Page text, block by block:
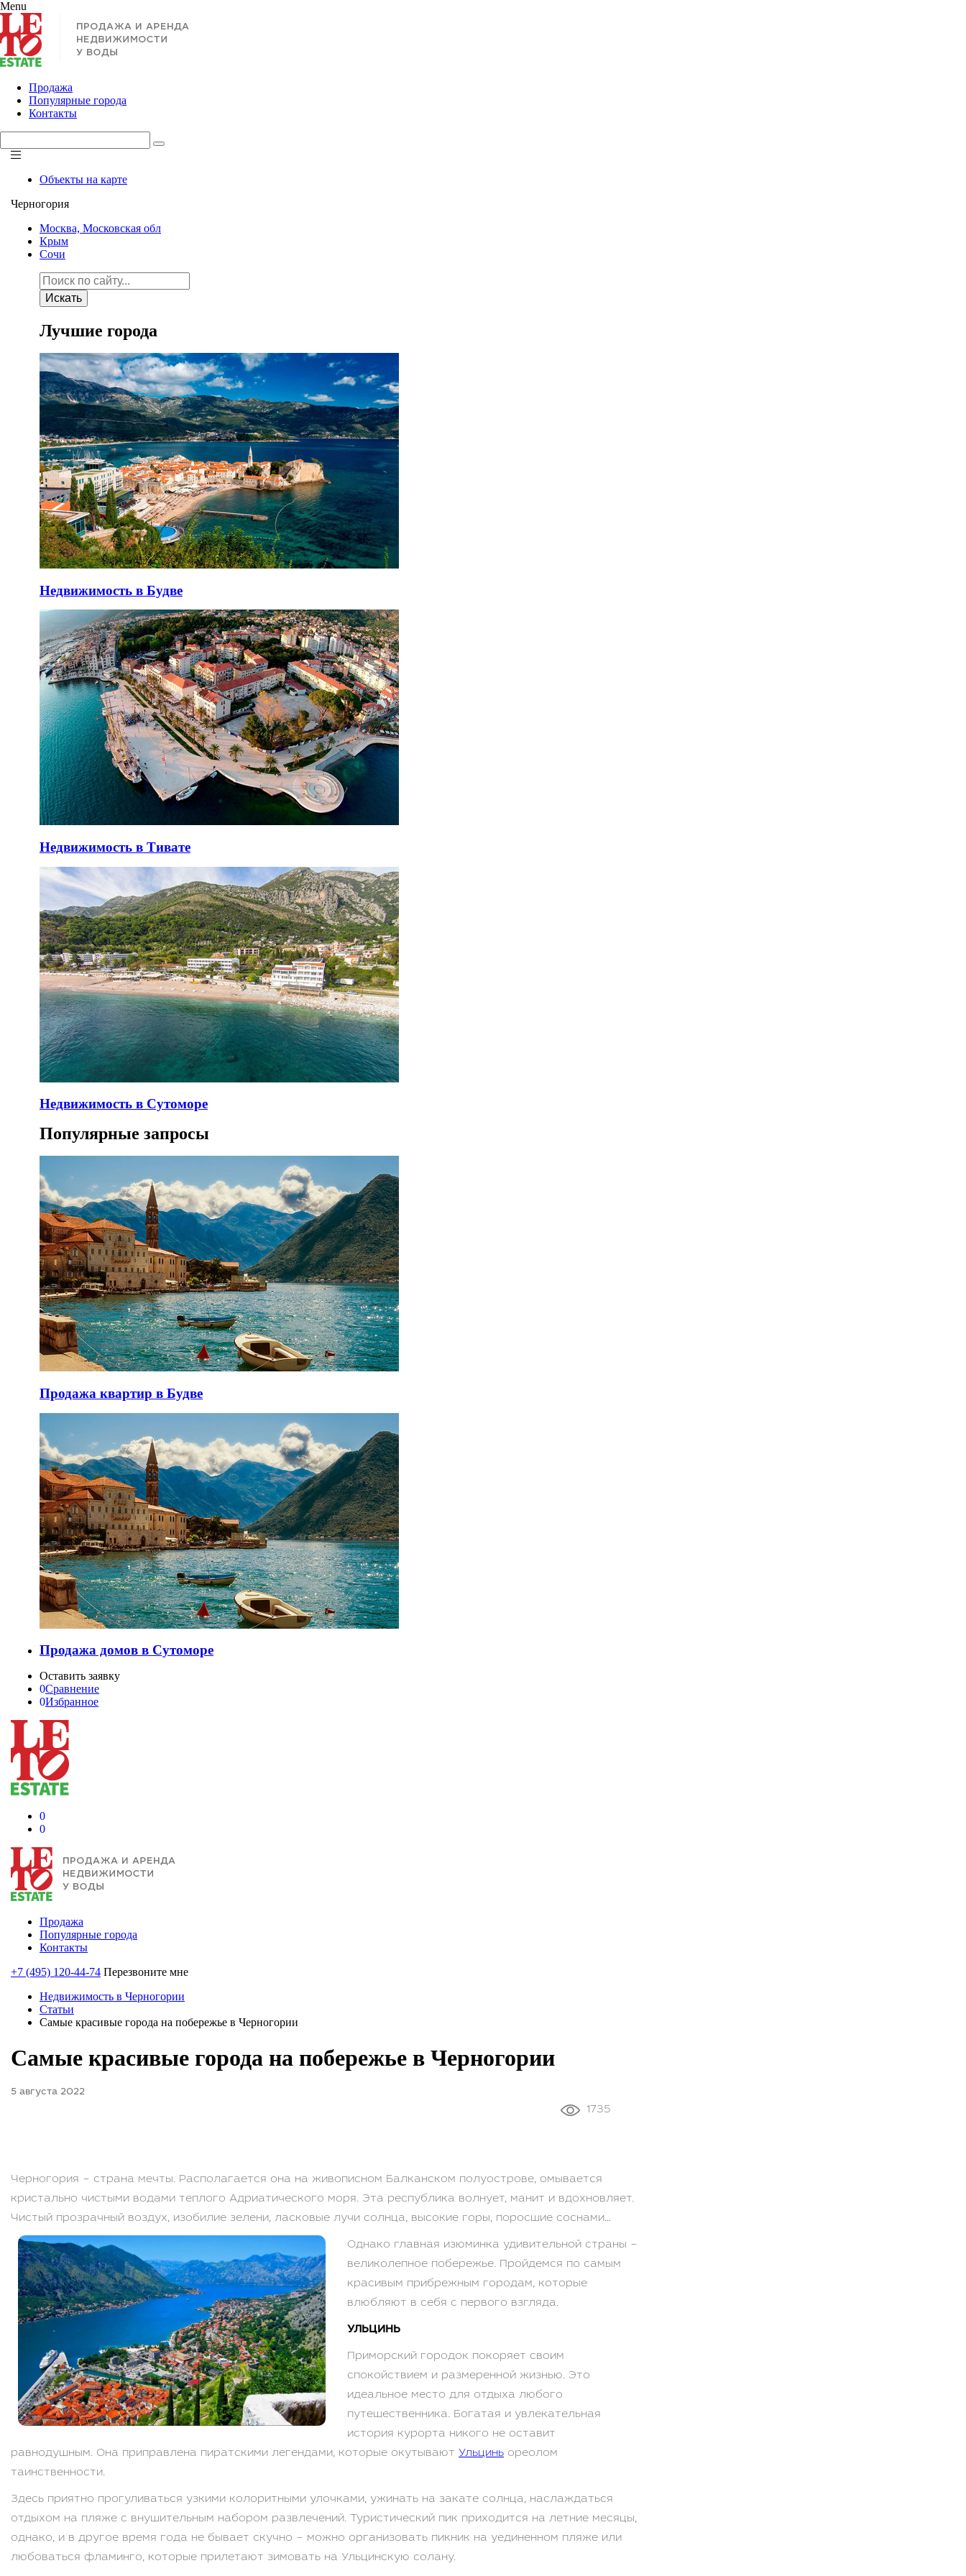
Menu
Продажа
Популярные города
Контакты
Объекты на карте
Черногория
Москва, Московская обл
Крым
Сочи
Искать
Лучшие города
Недвижимость в Будве
Недвижимость в Тивате
Недвижимость в Сутоморе
Популярные запросы
Продажа квартир в Будве
Продажа домов в Сутоморе
Оставить заявку
0Сравнение
0Избранное
0
0
Продажа
Популярные города
Контакты
+7 (495) 120-44-74 Перезвоните мне
Недвижимость в Черногории
Статьи
Самые красивые города на побережье в Черногории
Самые красивые города на побережье в Черногории
5 августа 2022
1735
Черногория – страна мечты. Располагается она на живописном Балканском полуострове, омывается
кристально чистыми водами теплого Адриатического моря. Эта республика волнует, манит и вдохновляет.
Чистый прозрачный воздух, изобилие зелени, ласковые лучи солнца, высокие горы, поросшие соснами…
Однако главная изюминка удивительной страны –
великолепное побережье. Пройдемся по самым
красивым прибрежным городам, которые
влюбляют в себя с первого взгляда.
УЛЬЦИНЬ
Приморский городок покоряет своим
спокойствием и размеренной жизнью. Это
идеальное место для отдыха любого
путешественника. Богатая и увлекательная
история курорта никого не оставит
равнодушным. Она приправлена пиратскими легендами, которые окутывают Ульцинь ореолом
таинственности.
Здесь приятно прогуливаться узкими колоритными улочками, ужинать на закате солнца, наслаждаться
отдыхом на пляже с внушительным набором развлечений. Туристический пик приходится на летние месяцы,
однако, и в другое время года не бывает скучно – можно организовать пикник на уединенном пляже или
любоваться фламинго, которые прилетают зимовать на Ульцинскую солану.